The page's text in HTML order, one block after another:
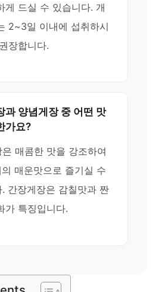
게 드실 수 있습니다. 개
2~3일 이내에 섭취하시
장합니다.
과 양념게장 중 어떤 맛
가요?
은 매콤한 맛을 강조하여
매운맛으로 즐기실 수
. 간장게장은 감칠맛과 짠
가 특징입니다.